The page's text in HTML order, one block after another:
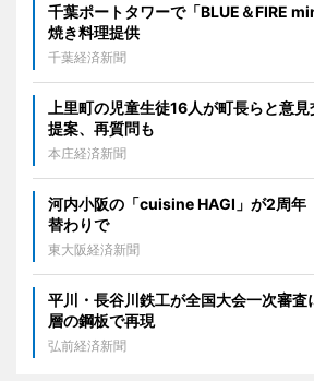
千葉ポートタワーで「BLUE＆FIRE
焼き料理提供
千葉経済新聞
上里町の児童生徒16人が町長らと意
提案、再質問も
本庄経済新聞
河内小阪の「cuisine HAGI」が2周
替わりで
東大阪経済新聞
平川・長谷川鉄工が全国大会一次審
層の鋼板で再現
弘前経済新聞